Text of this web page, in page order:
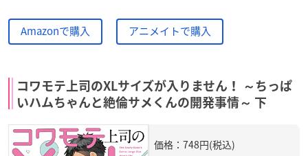
Amazonで購入 アニメイトで購入
コワモテ上司のXLサイズが入りません！ ～ちっぱ
いハムちゃんと絶倫サメくんの開発事情～ 下
価格：748円(税込)